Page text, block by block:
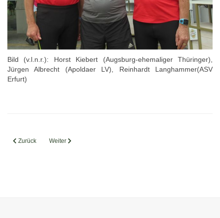
Bild (v.l.n.r.): Horst Kiebert (Augsburg-ehemaliger Thüringer),
Jürgen Albrecht (Apoldaer LV), Reinhardt Langhammer(ASV
Erfurt)
Vorheriger Beitrag: Stellungnahme: SPAM-Mails
Zurück Nächster Beitrag: Ereignisreicher Sparkassencup in Weimar
Weiter